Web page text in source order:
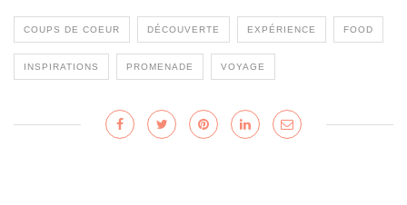
COUPS DE COEUR DÉCOUVERTE EXPÉRIENCE FOOD
INSPIRATIONS PROMENADE VOYAGE